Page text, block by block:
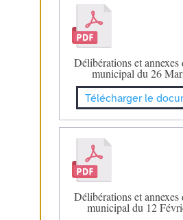
Délibérations et
municipal du 26
Télécharger le
Délibérations et
municipal du 12